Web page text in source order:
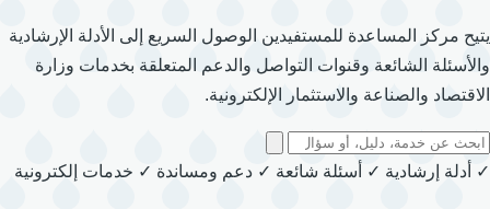
يتيح مركز المساعدة للمستفيدين الوصول السريع إلى الأدلة الإرشادية
والأسئلة الشائعة وقنوات التواصل والدعم المتعلقة بخدمات وزارة
الاقتصاد والصناعة والاستثمار الإلكترونية.
البحث
في
✓ أدلة إرشادية ✓ أسئلة شائعة ✓ دعم ومساندة ✓ خدمات إلكترونية